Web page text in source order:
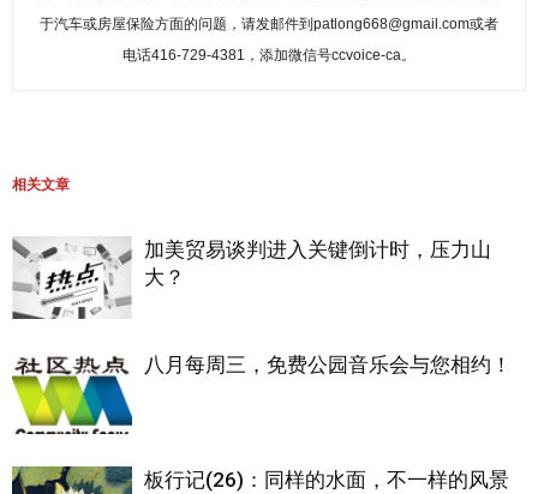
于汽车或房屋保险方面的问题，请发邮件到patlong668@gmail.com或者
电话416-729-4381，添加微信号ccvoice-ca。
相关文章
加美贸易谈判进入关键倒计时，压力山
大？
八月每周三，免费公园音乐会与您相约！
板行记(26)：同样的水面，不一样的风景